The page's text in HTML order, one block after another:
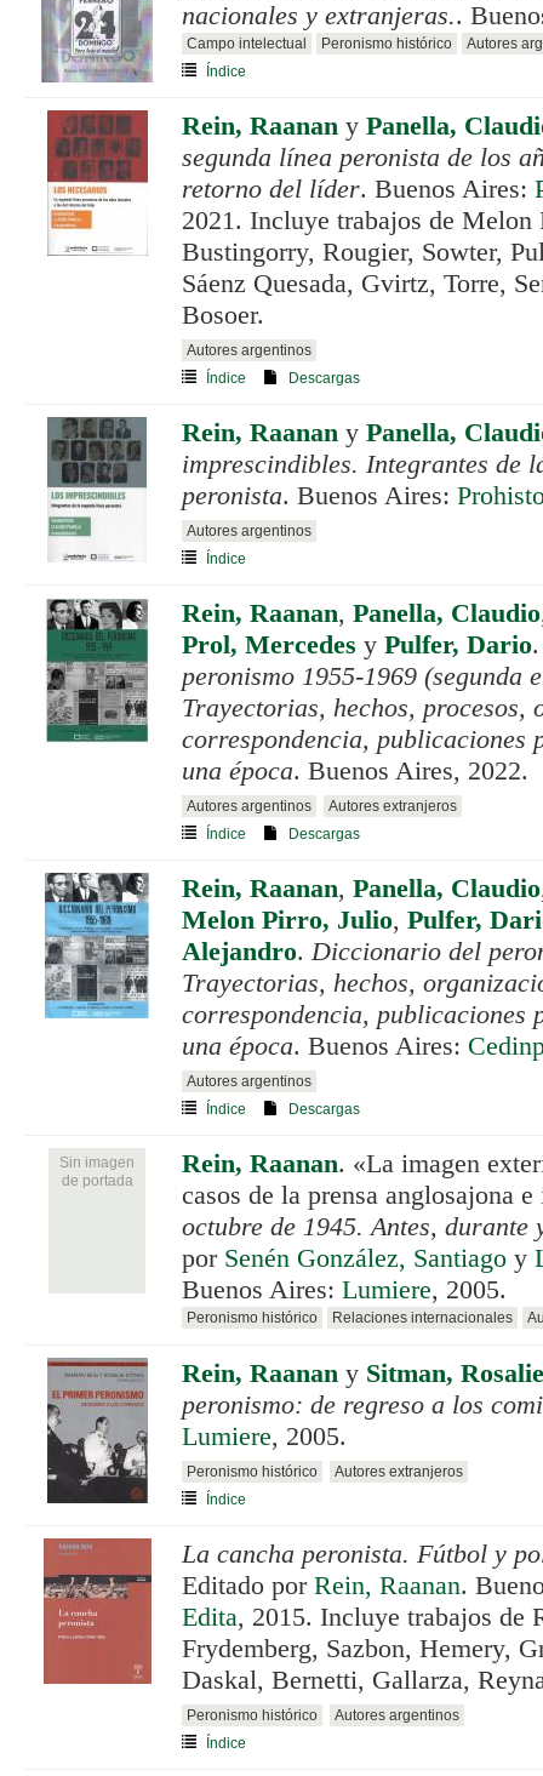
nacionales y extranjeras..
Campo intelectual Peronismo histórico
Autores
Índice
Rein, Raanan y Panella,
segunda línea peronista de los
retorno del líder. Buenos Aires:
2021. Incluye trabajos de
Bustingorry, Rougier, Sowter,
Sáenz Quesada, Gvirtz, Torre,
Bosoer.
Autores argentinos
Índice
Descargas
Rein, Raanan y Panella,
imprescindibles. Integrantes de
peronista. Buenos Aires:
Autores argentinos
Índice
Rein, Raanan, Panella, Claudio
Prol, Mercedes y Pulfer, Dario
peronismo 1955-1969 (segunda
Trayectorias, hechos, procesos,
correspondencia, publicaciones
una época. Buenos Aires, 2022.
Autores argentinos
Autores extranjeros
Índice
Descargas
Rein, Raanan, Panella, Claudio
Melon Pirro, Julio, Pulfer,
Alejandro.Diccionario del
Trayectorias, hechos,
correspondencia, publicaciones
una época. Buenos Aires:
Autores argentinos
Índice
Descargas
Sin imagen
de portada
Rein, Raanan. «La imagen
casos de la prensa anglosajona
octubre de 1945. Antes, durante
por Senén González, Santiago y
Buenos Aires: Lumiere, 2005.
Peronismo histórico Relaciones internacionales
Rein, Raanan y Sitman, Rosalie
peronismo: de regreso a los
Lumiere, 2005.
Peronismo histórico
Autores extranjeros
Índice
La cancha peronista. Fútbol y
Editado por Rein, Raanan.
Edita, 2015. Incluye trabajos de
Frydemberg, Sazbon, Hemery,
Daskal, Bernetti, Gallarza,
Peronismo histórico
Autores argentinos
Índice